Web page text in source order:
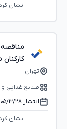
نشان
مناقصه
تهران
صنایع غذایی و
انتشار:۱۴۰۵/۳/
نشان